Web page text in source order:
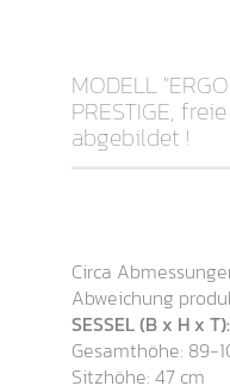
MODELL
PRESTIGE,
abgebildet !
Circa
Abweichung
SESSEL (B x H x
Gesamthöhe: 89-
Sitzhöhe: 47 cm